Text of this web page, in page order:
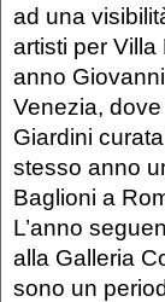
ad una
artisti per
anno
Venezia,
Giardini
stesso anno
Baglioni a
L’anno
alla Galleria
sono un